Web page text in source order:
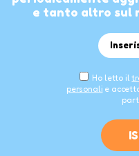
e tanto altro sul
Ho letto il
personali e